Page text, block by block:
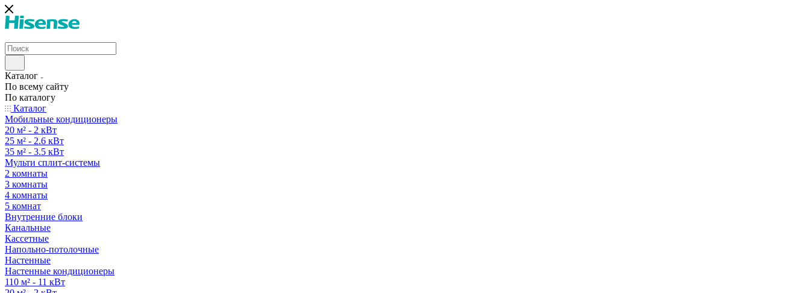
Каталог
По всему сайту
По каталогу
Каталог
Мобильные кондиционеры
20 м² - 2 кВт
25 м² - 2.6 кВт
35 м² - 3.5 кВт
Мульти сплит-системы
2 комнаты
3 комнаты
4 комнаты
5 комнат
Внутренние блоки
Канальные
Кассетные
Напольно-потолочные
Настенные
Настенные кондиционеры
110 м² - 11 кВт